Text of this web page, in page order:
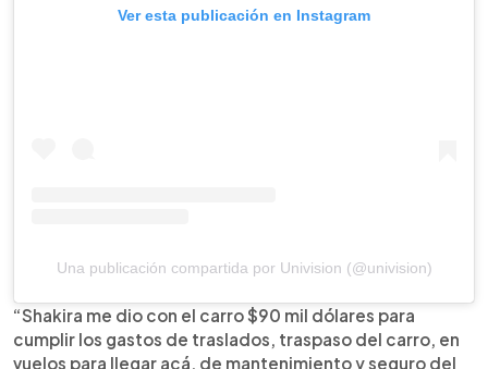
Ver esta publicación en Instagram
Una publicación compartida por Univision (@univision)
“Shakira me dio con el carro $90 mil dólares para
cumplir los gastos de traslados, traspaso del carro, en
vuelos para llegar acá, de mantenimiento y seguro del